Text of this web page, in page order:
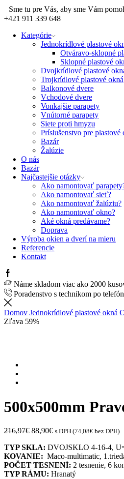
Sme tu pre Vás, aby sme Vám
+421 911 339 648
Kategórie
Jednokrídlové plastové
Otváravo-sklopné
Sklopné plastové
Dvojkrídlové plastové
Trojkrídlové plastové okná
Balkonové dvere
Vchodové dvere
Vonkajšie parapety
Vnútorné parapety
Siete proti hmyzu
Príslušenstvo pre plastové
Bazár
Žalúzie
O nás
Bazár
Najčastejšie otázky
Ako namontovať
Ako namontovať sieť?
Ako namontovať žalúziu?
Ako namontovať okno?
Aké okná predávame?
Doprava
Výroba okien a dverí na mieru
Referencie
Kontakt
Facebook
Náme skladom viac ako 2000
Poradenstvo s technikom po
Domov Jednokrídlové plastové okná
Zľava 59%
500x500mm
216,97€ Original
was:
216,97€.
88,90€Current
is:
88,90€.
s DPH (74,08€ bez DPH)
TYP SKLA: DVOJSKLO 4-16-4,
KOVANIE: Maco-multimatic,
POČET TESNENÍ: 2 tesnenie, 6
TYP RÁMU: Hranatý